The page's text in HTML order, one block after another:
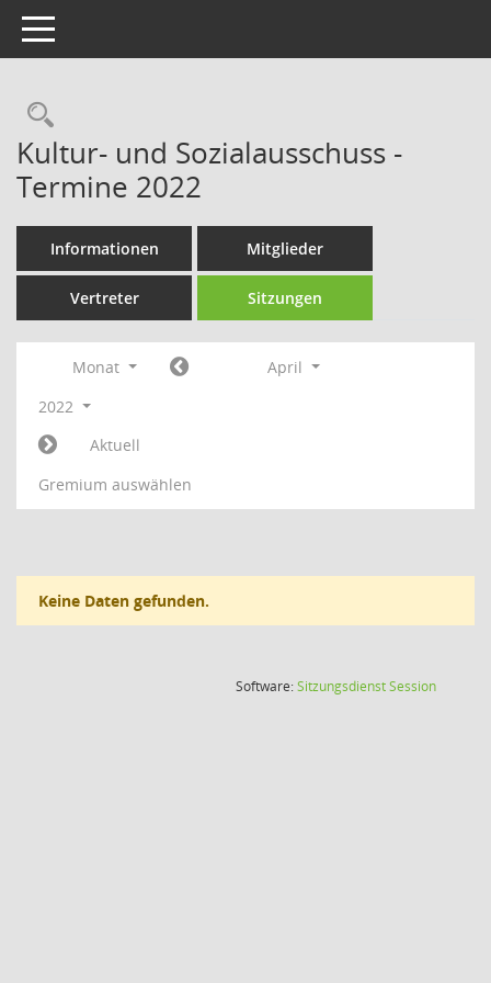
Toggle navigation
Rechercheauswahl
Kultur- und Sozialausschuss -
Termine 2022
Informationen Mitglieder
Vertreter Sitzungen
Monat
April
2022
Aktuell
Gremium auswählen
Keine Daten gefunden.
Software:SitzungsdienstSession(Wird in